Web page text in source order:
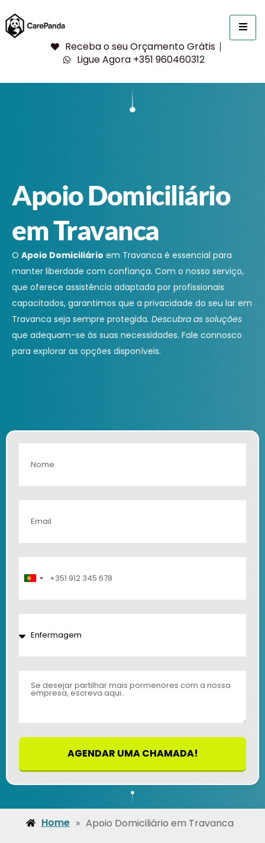
Receba o seu Orçamento Grátis
Ligue Agora +351 960460312
Apoio Domiciliário
em Travanca
O Apoio Domiciliário em Travanca é essencial para
manter liberdade com confiança. Com o nosso serviço,
que oferece assistência adaptada por profissionais
capacitados, garantimos que a privacidade do seu lar em
Travanca seja sempre protegida. Descubra as soluções
que adequam-se às suas necessidades. Fale connosco
para explorar as opções disponíveis.
Portugal
+351
AGENDAR UMA CHAMADA!
Home » Apoio Domiciliário em Travanca